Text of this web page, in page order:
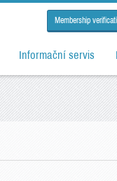
Membership
Informační servis